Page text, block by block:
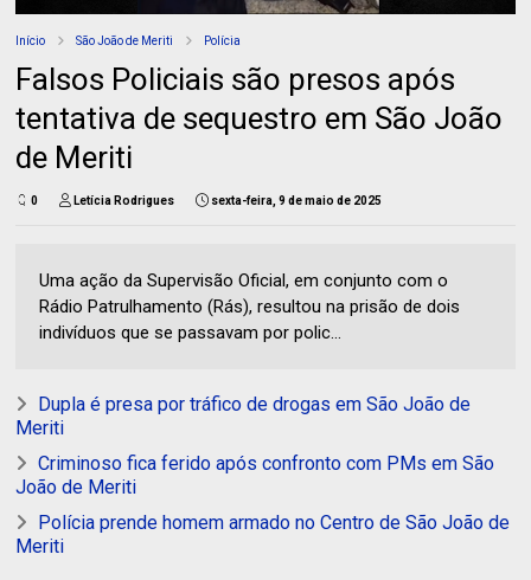
Início São João de Meriti Polícia
Falsos Policiais são presos após
tentativa de sequestro em São João
de Meriti
0 Letícia Rodrigues sexta-feira, 9 de maio de 2025
Uma ação da Supervisão Oficial, em conjunto com o
Rádio Patrulhamento (Rás), resultou na prisão de dois
indivíduos que se passavam por polic...
Dupla é presa por tráfico de drogas em São João de
Meriti
Criminoso fica ferido após confronto com PMs em São
João de Meriti
Polícia prende homem armado no Centro de São João de
Meriti